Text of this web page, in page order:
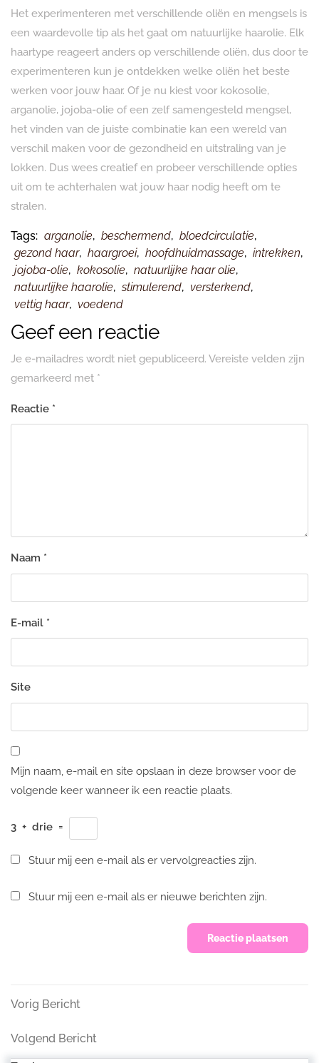
Het experimenteren met verschillende oliën en mengsels is
een waardevolle tip als het gaat om natuurlijke haarolie. Elk
haartype reageert anders op verschillende oliën, dus door te
experimenteren kun je ontdekken welke oliën het beste
werken voor jouw haar. Of je nu kiest voor kokosolie,
arganolie, jojoba-olie of een zelf samengesteld mengsel,
het vinden van de juiste combinatie kan een wereld van
verschil maken voor de gezondheid en uitstraling van je
lokken. Dus wees creatief en probeer verschillende opties
uit om te achterhalen wat jouw haar nodig heeft om te
stralen.
Tags: arganolie, beschermend, bloedcirculatie,
gezond haar, haargroei, hoofdhuidmassage, intrekken,
jojoba-olie, kokosolie, natuurlijke haar olie,
natuurlijke haarolie, stimulerend, versterkend,
vettig haar, voedend
Geef een reactie
Je e-mailadres wordt niet gepubliceerd. Vereiste velden zijn
gemarkeerd met *
Reactie *
Naam *
E-mail *
Site
Mijn naam, e-mail en site opslaan in deze browser voor de
volgende keer wanneer ik een reactie plaats.
3 + drie =
Stuur mij een e-mail als er vervolgreacties zijn.
Stuur mij een e-mail als er nieuwe berichten zijn.
Bericht
navigatie
Vorig
Vorig Bericht
Volgend
Bericht
Volgend Bericht